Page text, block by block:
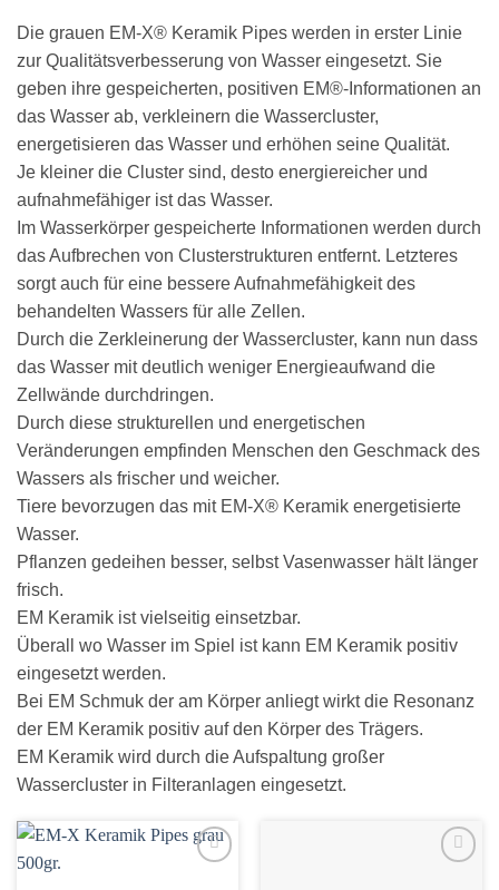
Die grauen EM-X® Keramik Pipes werden in erster Linie
zur Qualitätsverbesserung von Wasser eingesetzt. Sie
geben ihre gespeicherten, positiven EM®-Informationen an
das Wasser ab, verkleinern die Wassercluster,
energetisieren das Wasser und erhöhen seine Qualität.
Je kleiner die Cluster sind, desto energiereicher und
aufnahmefähiger ist das Wasser.
Im Wasserkörper gespeicherte Informationen werden durch
das Aufbrechen von Clusterstrukturen entfernt. Letzteres
sorgt auch für eine bessere Aufnahmefähigkeit des
behandelten Wassers für alle Zellen.
Durch die Zerkleinerung der Wassercluster, kann nun dass
das Wasser mit deutlich weniger Energieaufwand die
Zellwände durchdringen.
Durch diese strukturellen und energetischen
Veränderungen empfinden Menschen den Geschmack des
Wassers als frischer und weicher.
Tiere bevorzugen das mit EM-X® Keramik energetisierte
Wasser.
Pflanzen gedeihen besser, selbst Vasenwasser hält länger
frisch.
EM Keramik ist vielseitig einsetzbar.
Überall wo Wasser im Spiel ist kann EM Keramik positiv
eingesetzt werden.
Bei EM Schmuk der am Körper anliegt wirkt die Resonanz
der EM Keramik positiv auf den Körper des Trägers.
EM Keramik wird durch die Aufspaltung großer
Wassercluster in Filteranlagen eingesetzt.